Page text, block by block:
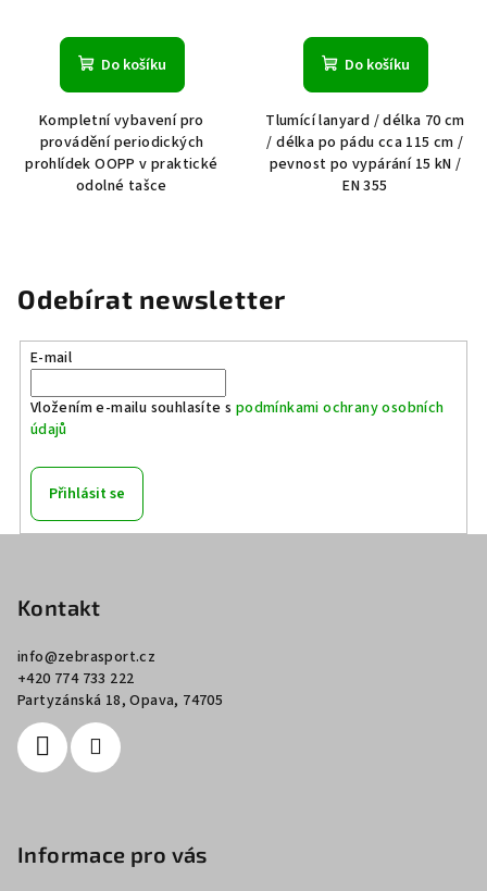
Do košíku
Kompletní vybavení pro
provádění periodických
prohlídek OOPP v praktické
odolné tašce
Do košíku
Tlumící lanyard / délka 70 cm
/ délka po pádu cca 115 cm /
pevnost po vypárání 15 kN /
EN 355
Odebírat newsletter
E-mail
Vložením e-mailu souhlasíte s podmínkami ochrany osobních
údajů
Přihlásit se
Kontakt
info@zebrasport.cz
+420 774 733 222
Partyzánská 18, Opava, 74705
Informace pro vás